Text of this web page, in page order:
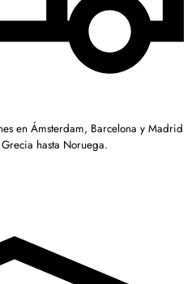
en Ámsterdam, Barcelona y Madrid
hasta Noruega.